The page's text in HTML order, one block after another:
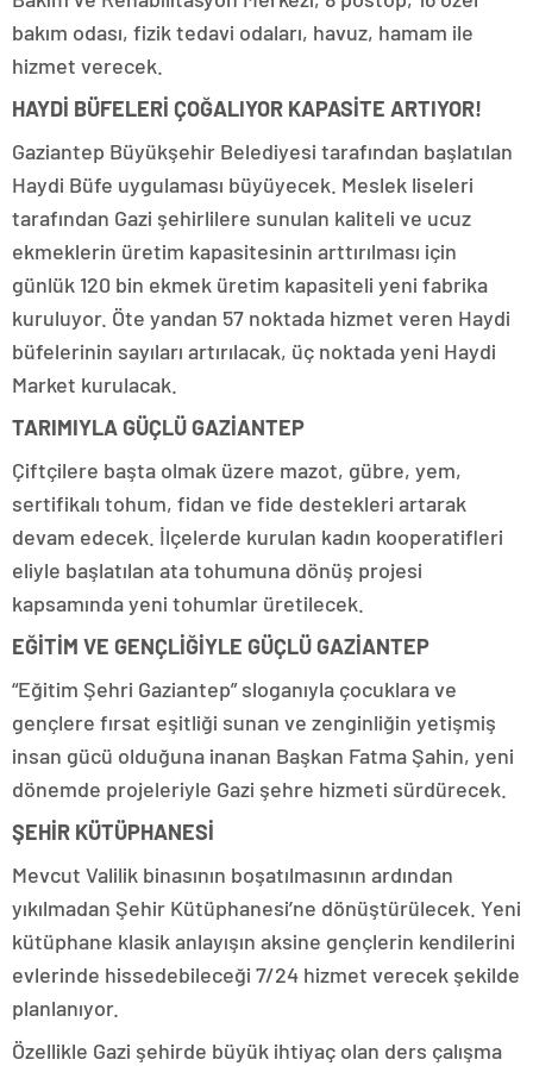
bakım odası, fizik tedavi odaları, havuz, hamam ile
hizmet verecek.
HAYDİ BÜFELERİ ÇOĞALIYOR KAPASİTE ARTIYOR!
Gaziantep Büyükşehir Belediyesi tarafından başlatılan
Haydi Büfe uygulaması büyüyecek. Meslek liseleri
tarafından Gazi şehirlilere sunulan kaliteli ve ucuz
ekmeklerin üretim kapasitesinin arttırılması için
günlük 120 bin ekmek üretim kapasiteli yeni fabrika
kuruluyor. Öte yandan 57 noktada hizmet veren Haydi
büfelerinin sayıları artırılacak, üç noktada yeni Haydi
Market kurulacak.
TARIMIYLA GÜÇLÜ GAZİANTEP
Çiftçilere başta olmak üzere mazot, gübre, yem,
sertifikalı tohum, fidan ve fide destekleri artarak
devam edecek. İlçelerde kurulan kadın kooperatifleri
eliyle başlatılan ata tohumuna dönüş projesi
kapsamında yeni tohumlar üretilecek.
EĞİTİM VE GENÇLİĞİYLE GÜÇLÜ GAZİANTEP
“Eğitim Şehri Gaziantep” sloganıyla çocuklara ve
gençlere fırsat eşitliği sunan ve zenginliğin yetişmiş
insan gücü olduğuna inanan Başkan Fatma Şahin, yeni
dönemde projeleriyle Gazi şehre hizmeti sürdürecek.
ŞEHİR KÜTÜPHANESİ
Mevcut Valilik binasının boşatılmasının ardından
yıkılmadan Şehir Kütüphanesi’ne dönüştürülecek. Yeni
kütüphane klasik anlayışın aksine gençlerin kendilerini
evlerinde hissedebileceği 7/24 hizmet verecek şekilde
planlanıyor.
Özellikle Gazi şehirde büyük ihtiyaç olan ders çalışma